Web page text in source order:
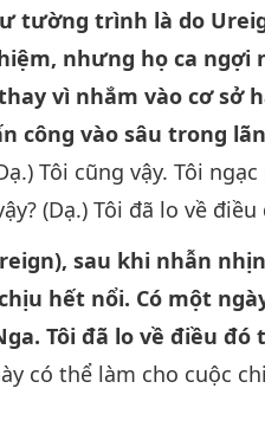
tường trình là do
nhưng họ ca ngợi
vì nhắm vào cơ sở
công vào sâu trong
Tôi cũng vậy. Tôi
(Dạ.) Tôi đã lo về
sau khi nhẫn
hết nổi. Có một
Tôi đã lo về điều
có thể làm cho cuộc